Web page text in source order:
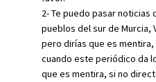
2- Te puedo pasar
pueblos del sur de Murcia,
pero dirías que es
cuando este periódico da
que es mentira, si no